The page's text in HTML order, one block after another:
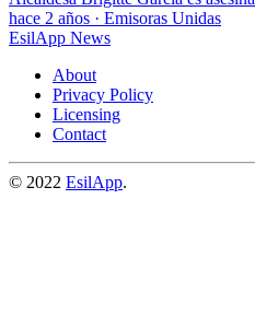
hace 2 años · Emisoras Unidas
EsilApp News
About
Privacy Policy
Licensing
Contact
© 2022 EsilApp.